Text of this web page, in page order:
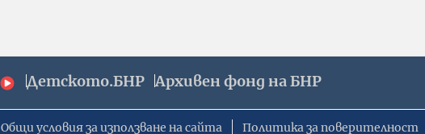
Детското.БНР Архивен фонд на БНР
Общи условия за използване на сайта Политика за поверителност